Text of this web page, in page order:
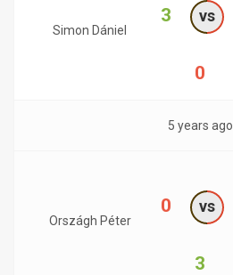
Simon Dániel
3 vs
0
5 years ago
Országh Péter
0 vs
3